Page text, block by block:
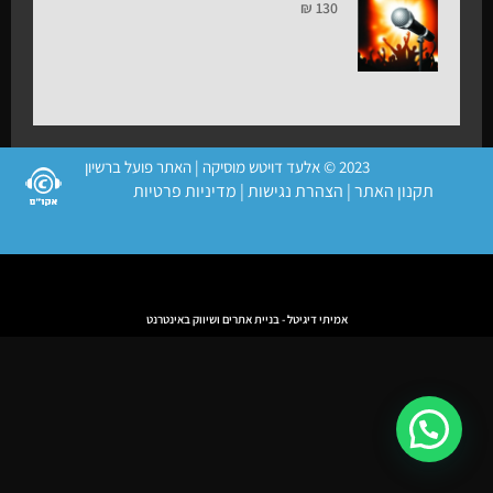
₪ 130
2023 © אלעד דויטש מוסיקה | האתר פועל ברשיון
תקנון האתר| הצהרת נגישות| מדיניות פרטיות
אמיתי דיגיטל - בניית אתרים ושיווק באינטרנט